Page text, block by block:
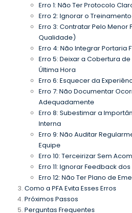
Erro 1: Não Ter Protocolo
Erro 2: Ignorar o
Erro 3: Contratar Pelo Menor
Qualidade)
Erro 4: Não Integrar Portaria
Erro 5: Deixar a Cobertura
Última Hora
Erro 6: Esquecer da
Erro 7: Não Documentar
Adequadamente
Erro 8: Subestimar a
Interna
Erro 9: Não Auditar
Equipe
Erro 10: Terceirizar Sem
Erro 11: Ignorar Feedback
Erro 12: Não Ter Plano de
Como a PFA Evita Esses Erros
Próximos Passos
Perguntas Frequentes